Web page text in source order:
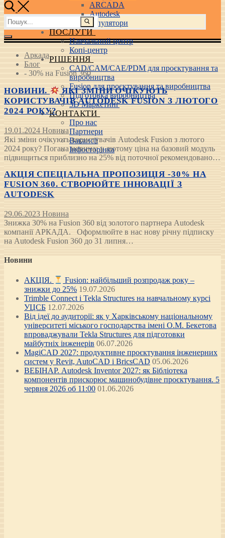
ARCADA
Autodesk
3D маніпулятори
ПОСЛУГИ
Навчальний центр
Копі-центр
РІШЕННЯ
CAD/CAM/CAE/PDM для проєктування та
виробництва
Fusion для проєктування та виробництва
Підготовка виробництва
3D Маркетинг
КОНТАКТИ
Про нас
Партнери
Вакансії
Інфосторінка
Пошук:
Аркада
Блог
- 30% на Fusion 360
НОВИНИ.
ЯКІ ЗМІНИ ОЧІКУЮТЬ
КОРИСТУВАЧІВ AUTODESK FUSION З ЛЮТОГО
2024 РОКУ?
19.01.2024 Новина
Які зміни очікують користувачів Autodesk Fusion з лютого
2024 року? Погана новина: у лютому ціна на базовий модуль
підвищиться приблизно на 25% від поточної рекомендовано…
АКЦІЯ СПЕЦІАЛЬНА ПРОПОЗИЦІЯ -30% НА
FUSION 360. СТВОРЮЙТЕ ІННОВАЦІЇ З
AUTODESK
29.06.2023 Новина
Знижка 30% на Fusion 360 від золотого партнера Autodesk
компанії АРКАДА. Оформлюйте в нас нову річну підписку
на Autodesk Fusion 360 до 31 липня…
Новини
АКЦІЯ.
Fusion: найбільший розпродаж року –
знижки до 25% 19.07.2026
Trimble Connect і Tekla Structures на навчальному курсі
УЦСБ 12.07.2026
Від ідеї до аудиторії: як у Харківському національному
університеті міського господарства імені О.М. Бекетова
впроваджували Tekla Structures для підготовки
майбутніх інженерів 06.07.2026
MagiCAD 2027: продуктивне проєктування інженерних
систем у Revit, AutoCAD і BricsCAD 05.06.2026
ВЕБІНАР. Autodesk Inventor 2027: як Бібліотека
компонентів прискорює машинобудівне проєктування. 5
червня 2026 об 11:00 01.06.2026